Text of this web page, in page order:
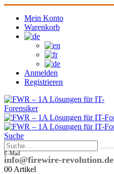
Mein Konto
Warenkorb
Anmelden
Registrieren
Suche
E-Mail
info@firewire-revolution.de
00 Artikel